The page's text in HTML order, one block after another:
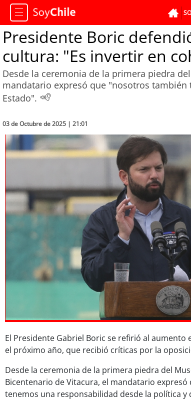
Presidente Boric
cultura: "Es invertir en
Desde la ceremonia de la primera piedra
mandatario expresó que "nosotros
Estado".
03 de Octubre de 2025 | 21:01
El Presidente Gabriel Boric se refirió al
el próximo año, que recibió críticas por la
Desde la ceremonia de la primera piedra del
Bicentenario de Vitacura, el mandatario
tenemos una responsabilidad desde la política y